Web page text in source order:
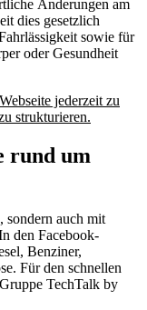
Änderungen am
dies gesetzlich
sowie für
oder Gesundheit
jederzeit zu
strukturieren.
rund um
sondern auch mit
den Facebook-
Benziner,
Für den schnellen
TechTalk by